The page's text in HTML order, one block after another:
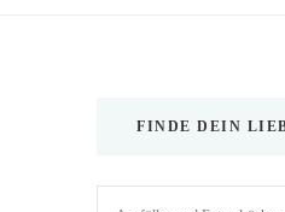
FINDE DEIN